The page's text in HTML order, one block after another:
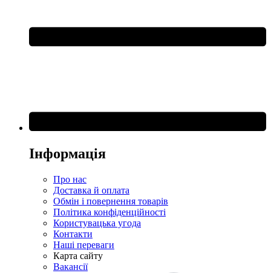
Інформація
Про нас
Доставка й оплата
Обмін і повернення товарів
Політика конфіденційності
Користувацька угода
Контакти
Наші переваги
Карта сайту
Вакансії